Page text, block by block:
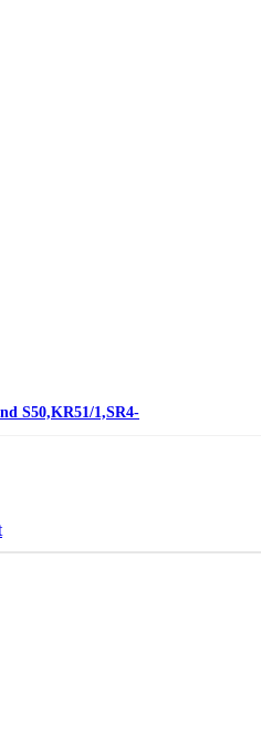
S50,KR51/1,SR4-